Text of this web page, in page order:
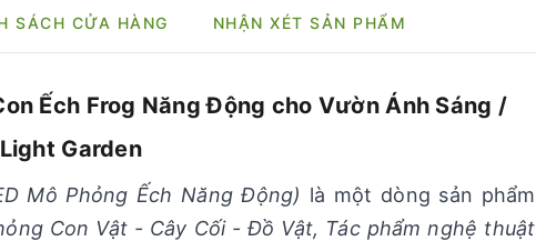
SÁCH CỬA HÀNG NHẬN XÉT SẢN PHẨM
Ếch Frog Năng Động cho Vườn Ánh Sáng /
Light Garden
Mô Phỏng Ếch Năng Động) là một dòng sản phẩm
Con Vật - Cây Cối - Đồ Vật, Tác phẩm nghệ thuật